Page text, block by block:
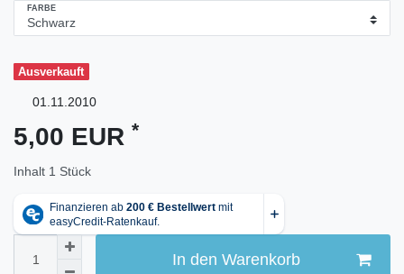
FARBE
Ausverkauft
01.11.2010
5,00 EUR *
Inhalt 1 Stück
In den Warenkorb